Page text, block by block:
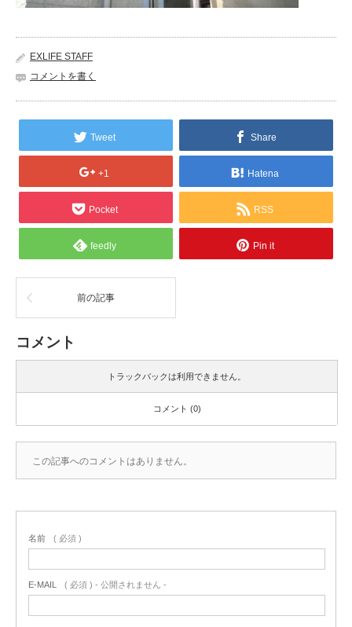
EXLIFE STAFF
コメントを書く
Tweet Share
+1 Hatena
Pocket RSS
feedly Pin it
前の記事
コメント
トラックバックは利用できません。
コメント (0)
この記事へのコメントはありません。
名前 ( 必須 )
E-MAIL ( 必須 ) - 公開されません -